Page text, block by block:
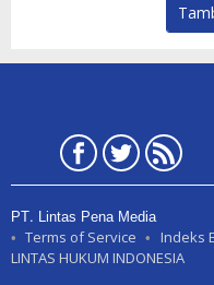
PT. Lintas Pena Media
Terms of Service Indeks
LINTAS HUKUM INDONESIA